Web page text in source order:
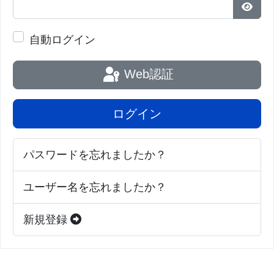
パス
自動ログイン
Web認証
ログイン
パスワードを忘れましたか？
ユーザー名を忘れましたか？
新規登録